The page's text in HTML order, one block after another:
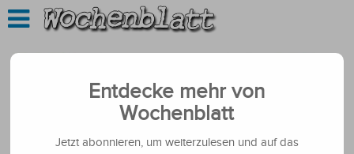
Entdecke mehr von
Wochenblatt
Jetzt abonnieren, um weiterzulesen und auf das